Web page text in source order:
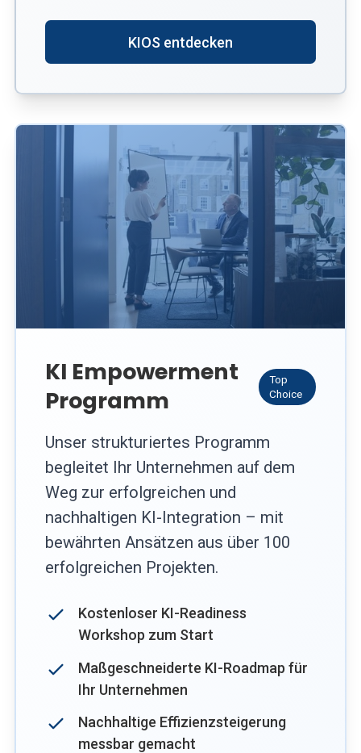
KIOS entdecken
KI Empowerment
Programm
Top
Choice
Unser strukturiertes Programm
begleitet Ihr Unternehmen auf dem
Weg zur erfolgreichen und
nachhaltigen KI-Integration – mit
bewährten Ansätzen aus über 100
erfolgreichen Projekten.
Kostenloser KI-Readiness
Workshop zum Start
Maßgeschneiderte KI-Roadmap für
Ihr Unternehmen
Nachhaltige Effizienzsteigerung
messbar gemacht